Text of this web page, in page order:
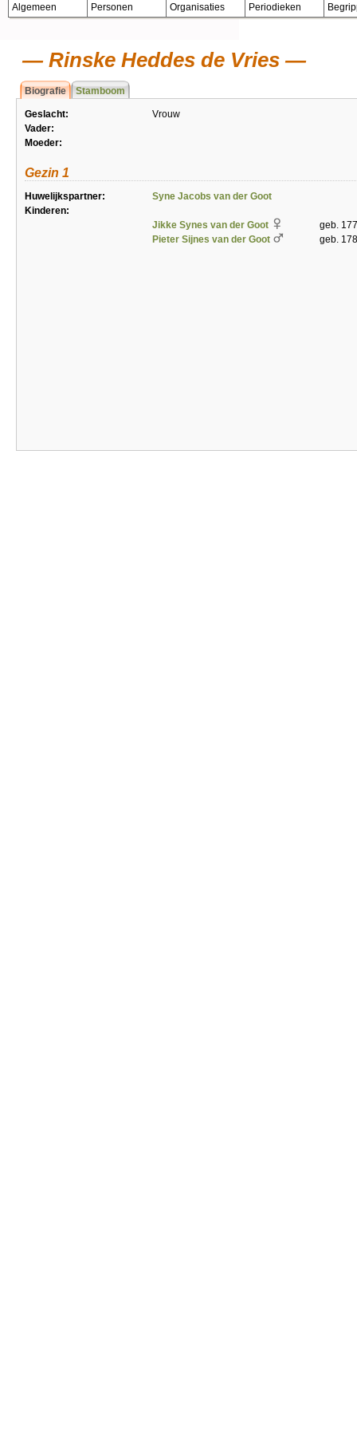
Algemeen Personen Organisaties Periodieken
Rinske Heddes de Vries
Biografie Stamboom
Geslacht:
Vrouw
Vader:
Moeder:
Gezin 1
Huwelijkspartner:
Syne Jacobs van der Goot
Kinderen:
Jikke Synes van der Goot
geb.
Pieter Sijnes van der Goot
geb.